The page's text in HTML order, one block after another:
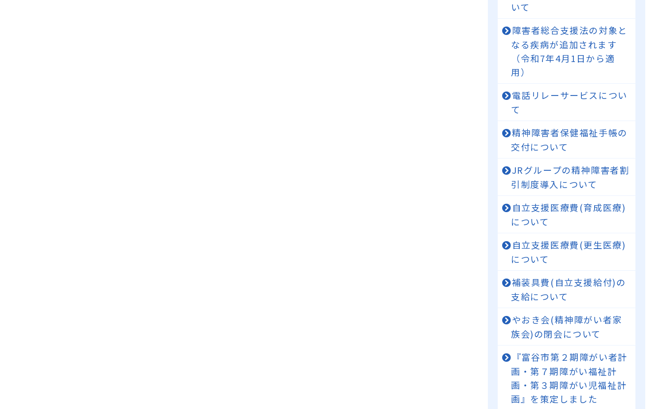
いて
障害者総合支援法の対象と
なる疾病が追加されます
（令和7年4月1日から適
用）
電話リレーサービスについ
て
精神障害者保健福祉手帳の
交付について
JRグループの精神障害者割
引制度導入について
自立支援医療費(育成医療)
について
自立支援医療費(更生医療)
について
補装具費(自立支援給付)の
支給について
やおき会(精神障がい者家
族会)の閉会について
『富谷市第２期障がい者計
画・第７期障がい福祉計
画・第３期障がい児福祉計
画』を策定しました